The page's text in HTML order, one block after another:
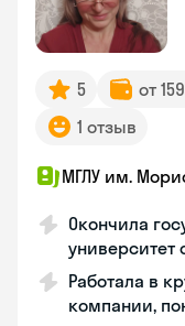
5 от
1 отзыв
МГЛУ им.
Окончила
университет
Работала в
компании,